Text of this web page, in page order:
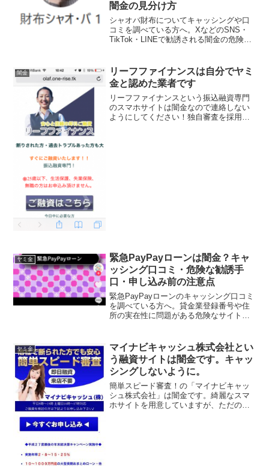
闇金の見分け方
シャオバ財布についてキャッシングや口
コミを調べている方へ。XなどのSNS・
TikTok・LINEで勧誘される闇金の危険
闇金
リーフファイナンスは自分でヤミ
金と認めた業者です
リーフファイナンスという振込融資専門
のスマホサイトは闇金なので連絡しない
ようにしてください！独自審査を採用と
ヤミ金
緊急PayPayローンは闇金？キャ
ッシング口コミ・危険な勧誘手
口・申し込み前の注意点
緊急PayPayローンのキャッシング口コミ
を調べている方へ。貸金業登録番号や住
所の実在性に問題がある危険なサイトの
ポイントを解説します。
ヤミ金
マイナビキャッシュ株式会社とい
う融資サイトは闇金です。キャッ
シングしないように。
簡単スピード審査！の「マイナビキャッ
シュ株式会社」は闇金です。綺麗なスマ
ホサイトを用意していますが、ただの闇